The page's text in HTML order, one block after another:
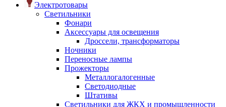
Электротовары
Светильники
Фонари
Аксессуары для освещения
Дроссели, трансформаторы
Ночники
Переносные лампы
Прожекторы
Металлогалогенные
Светодиодные
Штативы
Светильники для ЖКХ и промышленности